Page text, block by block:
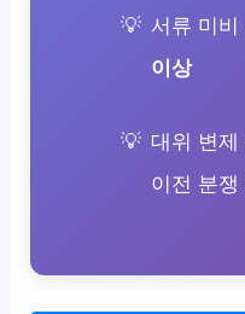
서류 미
이상
대위 변제
이전 분쟁